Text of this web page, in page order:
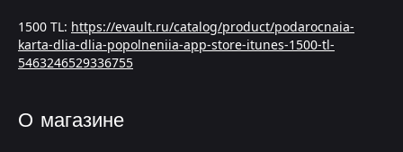
1500 TL: https://evault.ru/catalog/product/podarocnaia-
karta-dlia-dlia-popolneniia-app-store-itunes-1500-tl-
5463246529336755
О магазине